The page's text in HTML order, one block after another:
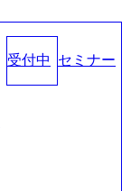
受付中 セミナー